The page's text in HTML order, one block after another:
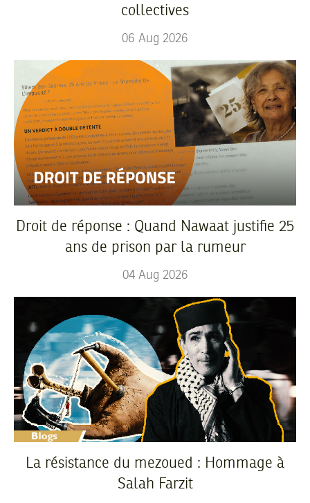
collectives
06 Aug 2026
Droit de réponse : Quand Nawaat justifie 25
ans de prison par la rumeur
04 Aug 2026
La résistance du mezoued : Hommage à
Salah Farzit